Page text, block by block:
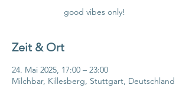
good vibes only!
Zeit & Ort
24. Mai 2025, 17:00 – 23:00
Milchbar, Killesberg, Stuttgart, Deutschland